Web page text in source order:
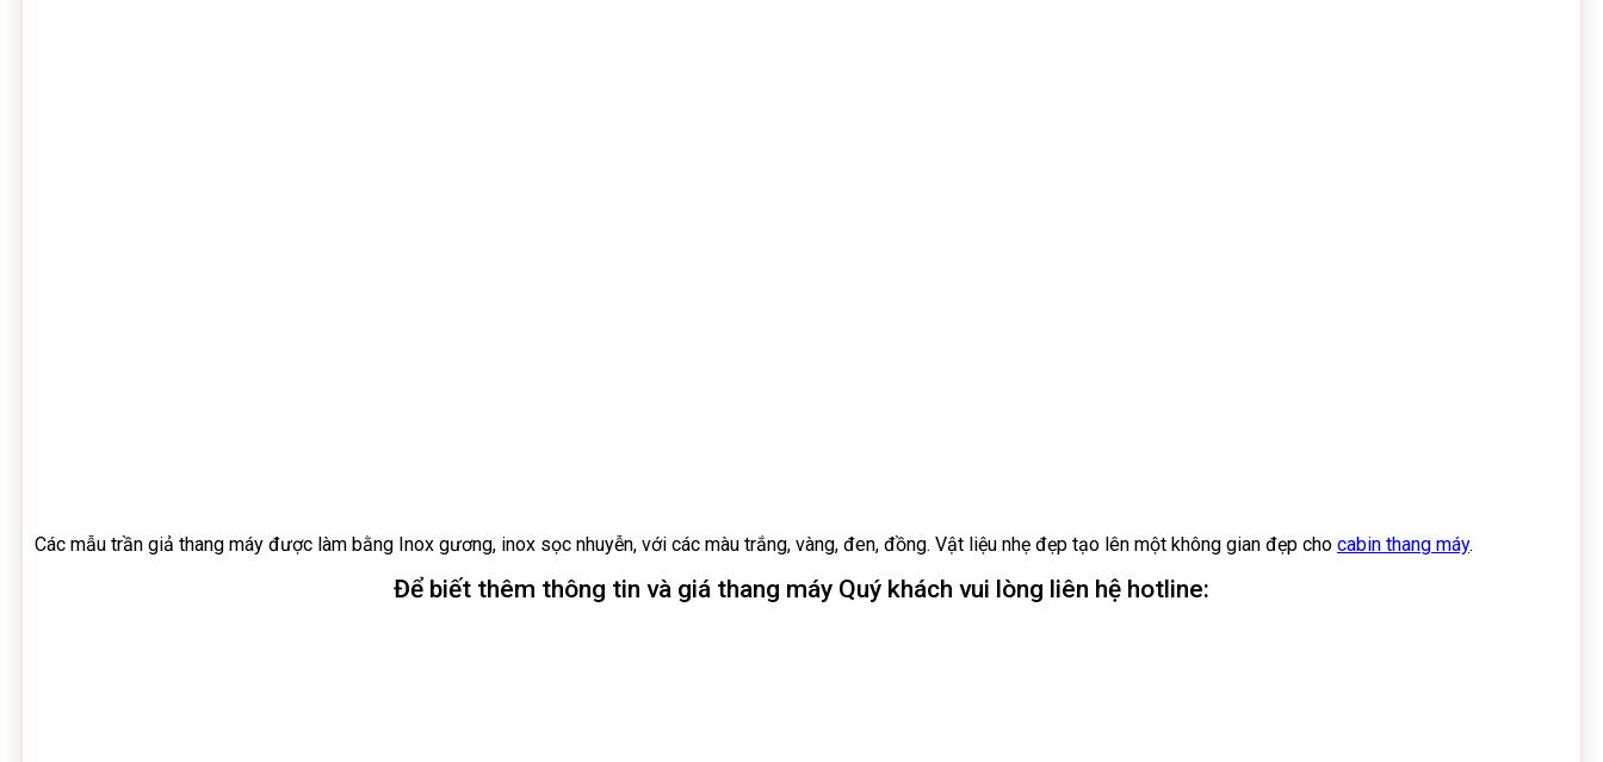
Các mẫu trần giả thang máy được làm bằng Inox gương, inox sọc nhuyễn, với các màu trắng, vàng, đen, đồng. Vật liệu nhẹ đẹp tạo lên một không gian đẹp cho cabin thang máy.
Để biết thêm thông tin và giá thang máy Quý khách vui lòng liên hệ hotline: